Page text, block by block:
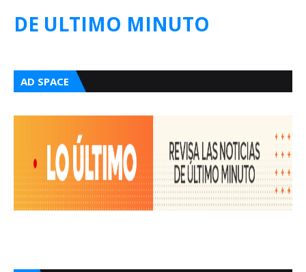
DE ULTIMO MINUTO
AD SPACE